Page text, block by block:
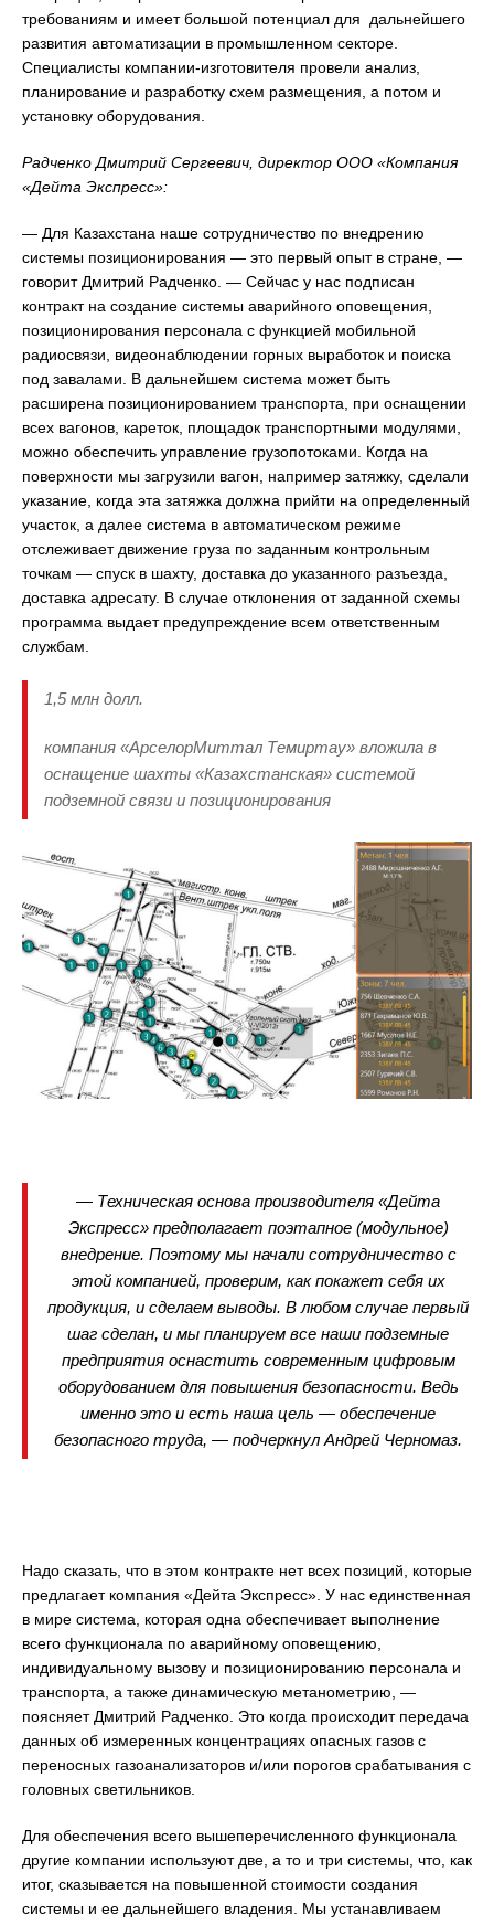
требованиям и имеет большой потенциал для дальнейшего
развития автоматизации в промышленном секторе.
Специалисты компании-изготовителя провели анализ,
планирование и разработку схем размещения, а потом и
установку оборудования.
Радченко Дмитрий Сергеевич, директор ООО «Компания
«Дейта Экспресс»:
— Для Казахстана наше сотрудничество по внедрению
системы позиционирования — это первый опыт в стране, —
говорит Дмитрий Радченко. — Сейчас у нас подписан
контракт на создание системы аварийного оповещения,
позиционирования персонала с функцией мобильной
радиосвязи, видеонаблюдении горных выработок и поиска
под завалами. В дальнейшем система может быть
расширена позиционированием транспорта, при оснащении
всех вагонов, кареток, площадок транспортными модулями,
можно обеспечить управление грузопотоками. Когда на
поверхности мы загрузили вагон, например затяжку, сделали
указание, когда эта затяжка должна прийти на определенный
участок, а далее система в автоматическом режиме
отслеживает движение груза по заданным контрольным
точкам — спуск в шахту, доставка до указанного разъезда,
доставка адресату. В случае отклонения от заданной схемы
программа выдает предупреждение всем ответственным
службам.
1,5 млн долл.
компания «АрселорМиттал Темиртау» вложила в
оснащение шахты «Казахстанская» системой
подземной связи и позиционирования
— Техническая основа производителя «Дейта
Экспресс» предполагает поэтапное (модульное)
внедрение. Поэтому мы начали сотрудничество с
этой компанией, проверим, как покажет себя их
продукция, и сделаем выводы. В любом случае первый
шаг сделан, и мы планируем все наши подземные
предприятия оснастить современным цифровым
оборудованием для повышения безопасности. Ведь
именно это и есть наша цель — обеспечение
безопасного труда, — подчеркнул Андрей Черномаз.
Надо сказать, что в этом контракте нет всех позиций, которые
предлагает компания «Дейта Экспресс». У нас единственная
в мире система, которая одна обеспечивает выполнение
всего функционала по аварийному оповещению,
индивидуальному вызову и позиционированию персонала и
транспорта, а также динамическую метанометрию, —
поясняет Дмитрий Радченко. Это когда происходит передача
данных об измеренных концентрациях опасных газов с
переносных газоанализаторов и/или порогов срабатывания с
головных светильников.
Для обеспечения всего вышеперечисленного функционала
другие компании используют две, а то и три системы, что, как
итог, сказывается на повышенной стоимости создания
системы и ее дальнейшего владения. Мы устанавливаем